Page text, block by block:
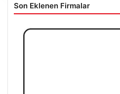
Son Eklenen Firmalar